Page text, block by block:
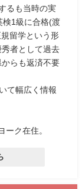
るも当時の実
検1級に合格(渡
留学という形
者として過去
らも返済不要
て幅広く情報
ーク在住。